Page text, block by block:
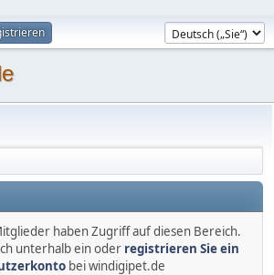
haben Zugriff auf diesen Bereich.
unterhalb ein oder registrieren Sie ein
bei windigipet.de